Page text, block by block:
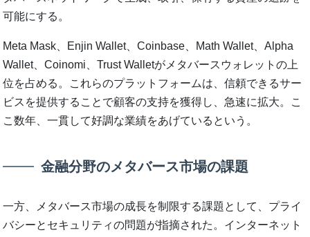
可能にする。
Meta Mask、Enjin Wallet、Coinbase、Math Wallet、Alpha
Wallet、Coinomi、Trust Walletがメタバースウォレットの上
位を占める。これらのプラットフォームは、信頼できるサー
ビスを提供することで顧客の支持を獲得し、急速に拡大。こ
こ数年、一貫して好調な業績をあげているという。
金融分野のメタバース市場の課題
一方、メタバース市場の成長を制限する課題として、プライ
バシーとセキュリティの問題が指摘された。インターネット